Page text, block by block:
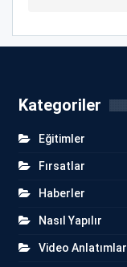
Kategoriler
Eğitimler
Fırsatlar
Haberler
Nasıl Yapılır
Video Anlatımlar